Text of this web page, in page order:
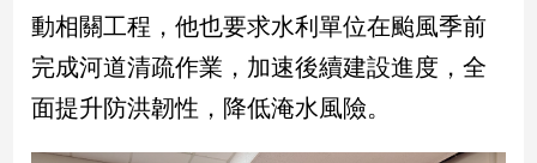
際
社
會/
地
方
動相關工程，他也要求水利單位在颱風季前
完成河道清疏作業，加速後續建設進度，全
面提升防洪韌性，降低淹水風險。